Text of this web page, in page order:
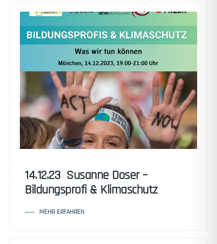
14.12.23 Susanne Doser –
Bildungsprofi & Klimaschutz
MEHR ERFAHREN